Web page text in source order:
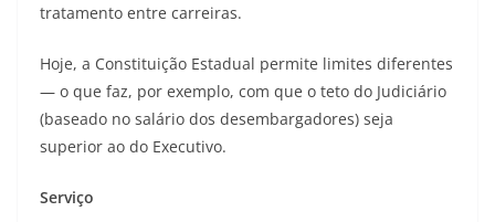
tratamento entre carreiras.
Hoje, a Constituição Estadual permite limites diferentes
— o que faz, por exemplo, com que o teto do Judiciário
(baseado no salário dos desembargadores) seja
superior ao do Executivo.
Serviço